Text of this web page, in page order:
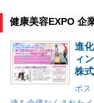
健康美容EXPO 企
進
ィ
株
ポス